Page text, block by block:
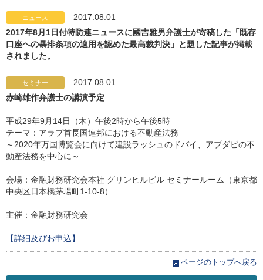
ニュース
2017.08.01
2017年8月1日付特防連ニュースに國吉雅男弁護士が寄稿した「既存
口座への暴排条項の適用を認めた最高裁判決」と題した記事が掲載
されました。
セミナー
2017.08.01
赤崎雄作弁護士の講演予定
平成29年9月14日（木）午後2時から午後5時
テーマ：アラブ首長国連邦における不動産法務
～2020年万国博覧会に向けて建設ラッシュのドバイ、アブダビの不
動産法務を中心に～
会場：金融財務研究会本社 グリンヒルビル セミナールーム（東京都
中央区日本橋茅場町1-10-8）
主催：金融財務研究会
【詳細及びお申込】
ページのトップへ戻る